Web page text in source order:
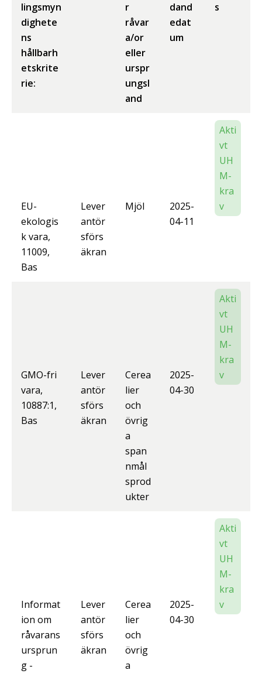
lingsmyn
dighete
ns
hållbarh
etskrite
rie:
r
råvar
a/or
eller
urspr
ungsl
and
dand
edat
um
s
EU-
ekologis
k vara,
11009,
Bas
Lever
antör
sförs
äkran
Mjöl
2025-
04-11
Akti
vt
UH
M-
kra
v
GMO-fri
vara,
10887:1,
Bas
Lever
antör
sförs
äkran
Cerea
lier
och
övrig
a
span
nmål
sprod
ukter
2025-
04-30
Akti
vt
UH
M-
kra
v
Informat
ion om
råvarans
ursprun
g -
Lever
antör
sförs
äkran
Cerea
lier
och
övrig
a
2025-
04-30
Akti
vt
UH
M-
kra
v